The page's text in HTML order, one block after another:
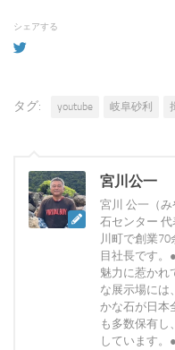
シェアする
タグ: youtube 岐阜砂利
宮川公一
宮川 公一（
石センター
川町で創業
目社長です
魅力に惹かれ
な展示場には
かな石が日本
も多数保有し
しています。